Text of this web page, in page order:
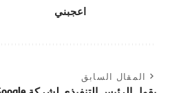
اعجبني
المقال السابق